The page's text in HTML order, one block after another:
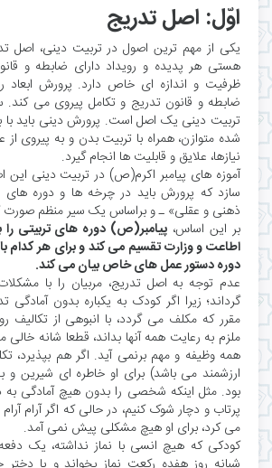
اوّل: اصل تدریج
یکی از مهم ترین اصول در تربیت دینی، اصل
هستی هر پدیده و رویداد دارای ضابطه و
ظرفیت و اندازه ای خاص دارد. پرورش ابعاد
ضابطه و قانون تدریج و تکامل پیروی می
تربیت دینی یک اصل است. پرورش دینی باید با
شده متوازن، همراه با تربیت بدن و به پیروی
نیازها، علایق و قابلیت ها انجام گیرد.
آموزه های پیامبر اکرم(ص) در تربیت دینی
سازد که پرورش باید در چرخه ها و دوره
ذهنی و عقلی» ـ و براساس یک سیر منظم صورت
بر این اساس، پیامبر(ص) دوره های تربیتی
اطاعت و وزارت تقسیم می کند و برای هر کدام
دوره دستور عمل های خاص بیان می کند.
عدم توجه به اصل تدریج، مربیان را با
گرداند؛ زیرا اگر کودک به یکباره بدون
مقرر که مکلف می گردد، با انبوهی از تکالیف
ملزم به رعایت همه آنها بداند، قطعا شانه
همه وظیفه و مهم برنمی آید. اگر هم بپذیرد،
ارزشمند می باشد) برای او خاطره ای شیرین و
بود. مثل اینکه شخصی را بدون هیچ آمادگی
پرتاب و دچار شوک کنیم، در حالی که اگر آرام
می کرد، برای او هیچ مشکلی پیش نمی آمد.
کودکی که هیچ انسی با نماز نداشته، یک